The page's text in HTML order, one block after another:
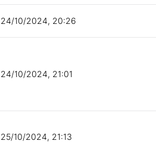
24/10/2024, 20:26
24/10/2024, 21:01
25/10/2024, 21:13